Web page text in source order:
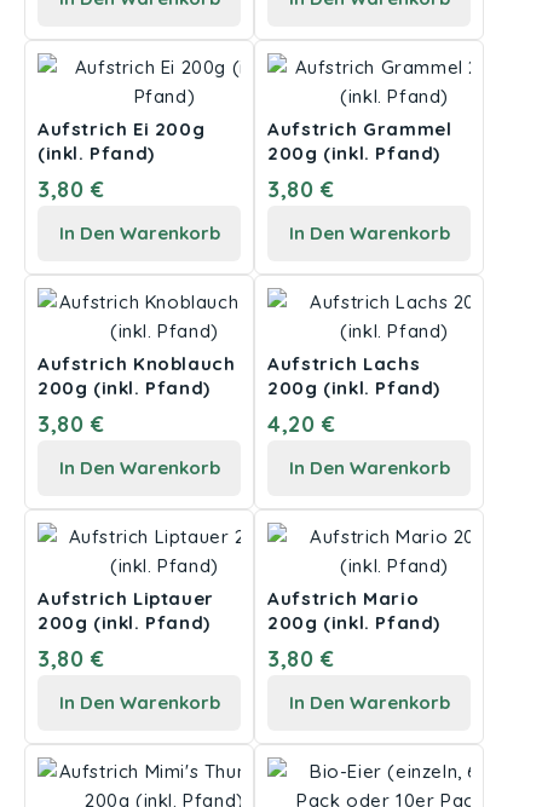
Aufstrich Ei 200g
(inkl. Pfand)
3,80 €
In Den Warenkorb
Aufstrich Grammel
200g (inkl. Pfand)
3,80 €
In Den Warenkorb
Aufstrich Knoblauch
200g (inkl. Pfand)
3,80 €
In Den Warenkorb
Aufstrich Lachs
200g (inkl. Pfand)
4,20 €
In Den Warenkorb
Aufstrich Liptauer
200g (inkl. Pfand)
3,80 €
In Den Warenkorb
Aufstrich Mario
200g (inkl. Pfand)
3,80 €
In Den Warenkorb